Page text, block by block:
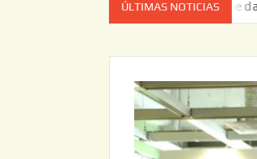
ÚLTIMAS NOTICIAS
el estado de cuenta el que da el susto